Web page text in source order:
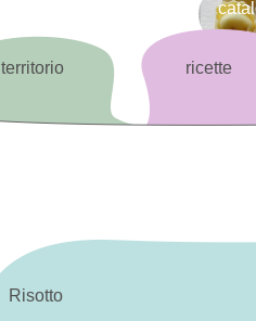
territorio ricette
Risotto